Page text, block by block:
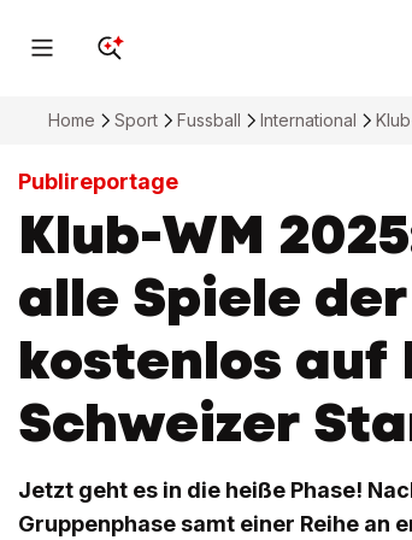
Home Sport Fussball International
Publireportage
Klub-WM
alle Spiele
kostenlos auf
Schweizer
Jetzt geht es in die heiße Phase!
Gruppenphase samt einer Reihe an